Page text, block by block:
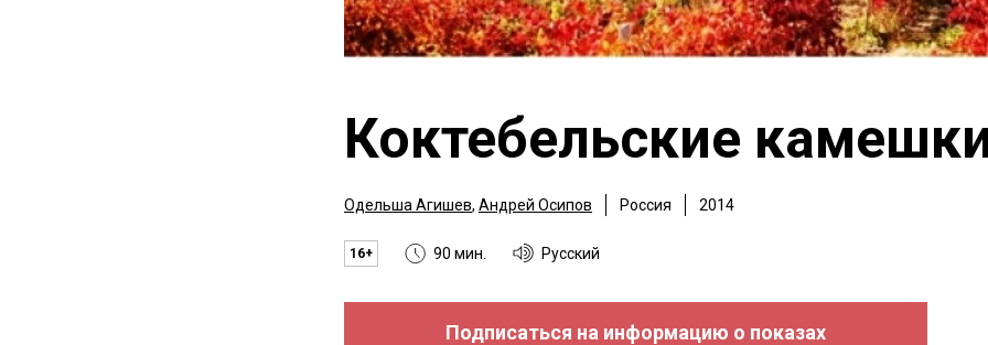
Коктебельские
Одельша Агишев, Андрей Осипов Россия 2014
16+ 90 мин. Русский
Подписаться на информацию о показах